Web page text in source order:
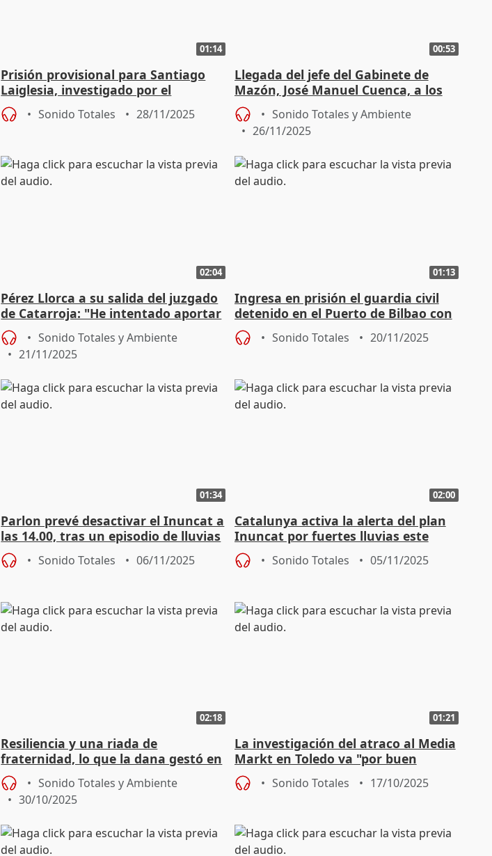
01:14
Prisión provisional para Santiago
Laiglesia, investigado por el
asesinato de Helena Jubany
Sonido Totales 28/11/2025
00:53
Llegada del jefe del Gabinete de
Mazón, José Manuel Cuenca, a los
juzgados de Catarroja
Sonido Totales y Ambiente
26/11/2025
02:04
Pérez Llorca a su salida del juzgado
de Catarroja: "He intentado aportar
mi granito de arena"
Sonido Totales y Ambiente
21/11/2025
01:13
Ingresa en prisión el guardia civil
detenido en el Puerto de Bilbao con
120 kilos de cocaína
Sonido Totales 20/11/2025
01:34
Parlon prevé desactivar el Inuncat a
las 14.00, tras un episodio de lluvias
con afectación leve
Sonido Totales 06/11/2025
02:00
Catalunya activa la alerta del plan
Inuncat por fuertes lluvias este
jueves en el litoral
Sonido Totales 05/11/2025
02:18
Resiliencia y una riada de
fraternidad, lo que la dana gestó en
Letur
Sonido Totales y Ambiente
30/10/2025
01:21
La investigación del atraco al Media
Markt en Toledo va "por buen
camino"
Sonido Totales 17/10/2025